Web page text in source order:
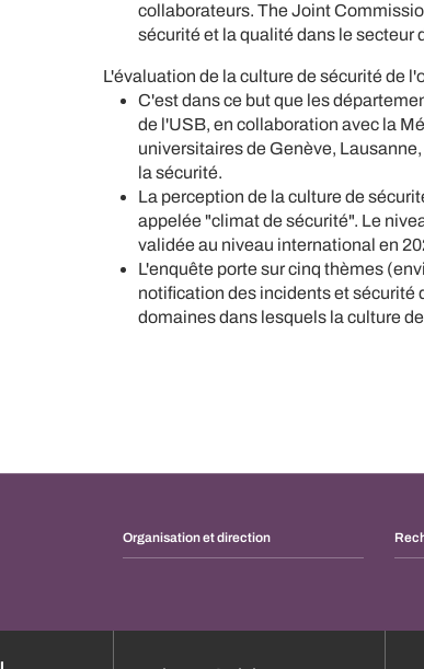
collaborateurs. The Joint
sécurité et la qualité dans le secteur
L'évaluation de la culture de sécurité de
C'est dans ce but que les
de l'USB, en collaboration avec la
universitaires de Genève,
la sécurité.
La perception de la culture de
appelée "climat de sécurité". Le
validée au niveau international en
L'enquête porte sur cinq thèmes
notification des incidents et sécurité
domaines dans lesquels la culture
Organisation et direction